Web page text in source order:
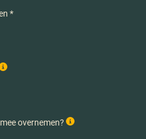
*
overnemen?